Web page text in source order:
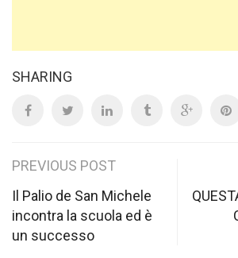
SHARING
Post
navigation
PREVIOUS POST
Il Palio de San Michele
incontra la scuola ed è
un successo